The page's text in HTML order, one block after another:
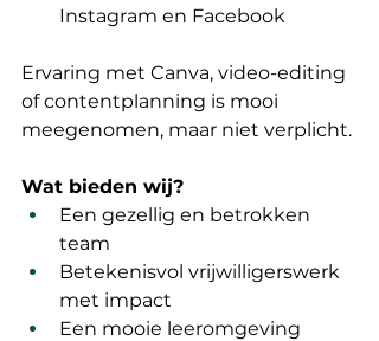
Instagram en Facebook
Ervaring met Canva, video-editing
of contentplanning is mooi
meegenomen, maar niet verplicht.
Wat bieden wij?
Een gezellig en betrokken
team
Betekenisvol vrijwilligerswerk
met impact
Een mooie leeromgeving